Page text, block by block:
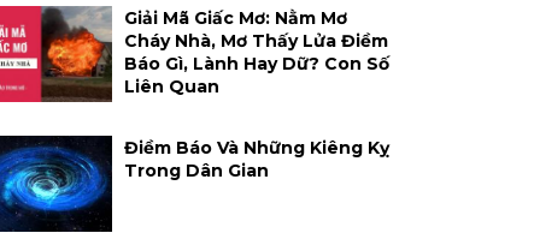
Giải Mã Giấc Mơ: Nằm Mơ
Cháy Nhà, Mơ Thấy Lửa Điềm
Báo Gì, Lành Hay Dữ? Con Số
Liên Quan
Điềm Báo Và Những Kiêng Kỵ
Trong Dân Gian